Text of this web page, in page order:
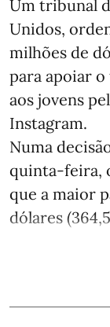
Um tribunal
Unidos,
milhões de
para apoiar
aos jovens
Instagram.
Numa
quinta-feira,
que a maior
dólares